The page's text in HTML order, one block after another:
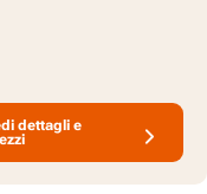
dettagli e